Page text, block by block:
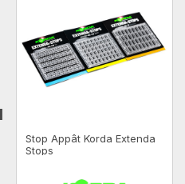
Stop Appât Korda Extenda
Stops